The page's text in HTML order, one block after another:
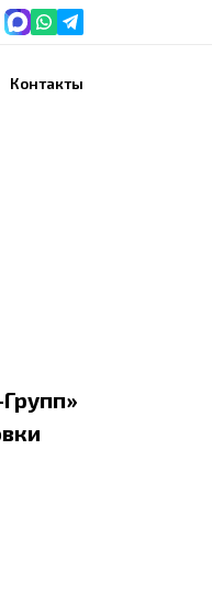
Контакты